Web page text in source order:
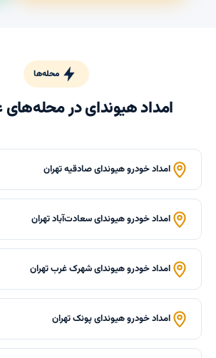
محله‌ها
امداد هیوندای در محله‌های
امداد خودرو هیوندای صادقیه تهران
امداد خودرو هیوندای سعادت‌آباد تهران
امداد خودرو هیوندای شهرک غرب تهران
امداد خودرو هیوندای پونک تهران